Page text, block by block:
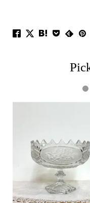
1